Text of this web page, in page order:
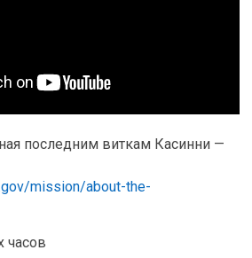
последним виткам Касинни —
mission/about-the-
часов